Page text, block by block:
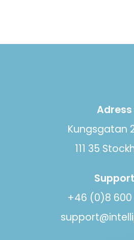
Adress
Kungsgatan
111 35
Support
+46 (0)8 600